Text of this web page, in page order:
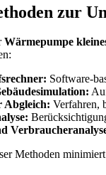
zur
Wärmepumpe
Software-
Abgleich: Verfahren,
Methoden